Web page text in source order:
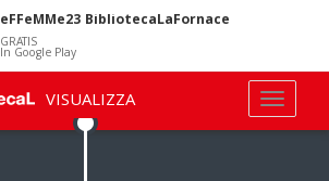
eFFeMMe23 BibliotecaLaFornace
GRATIS
In Google Play
VISUALIZZA